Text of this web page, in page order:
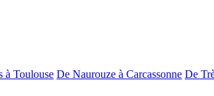
à Toulouse De Naurouze à Carcassonne De